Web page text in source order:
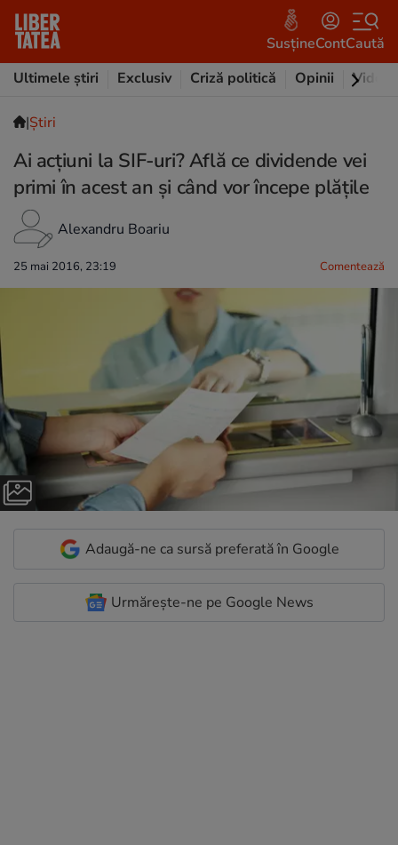
SusțineContCaută
Ultimele știri
Exclusiv Criză politică Opinii Video
|Ştiri
Ai acțiuni la SIF-uri? Află ce dividende vei
primi în acest an și când vor începe plățile
Alexandru Boariu
25 mai 2016, 23:19 Comentează
Adaugă-ne ca sursă preferată în Google
Urmărește-ne pe Google News